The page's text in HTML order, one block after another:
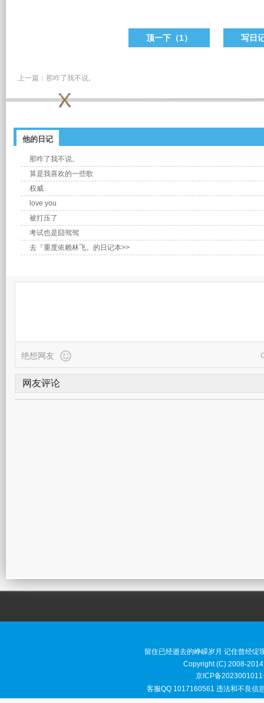
顶一下（1） 写日
上一篇： 那咋了我不说。
他的日记
那咋了我不说。
算是我喜欢的一些歌
权威
love you
被打压了
考试也是囧驾驾
去『重度依赖林飞。的日记本>>
留住已经逝去的峥嵘岁月 记住曾经绽
Copyright (C) 2008-
京ICP备
客服QQ 1017160561 违法和不良信